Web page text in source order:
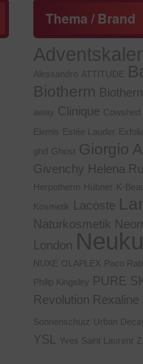
Thema / Brand
Alessandro ATTITUDE
Biotherm
away
Clinique Cowshed
Elemis
Estée Lauder
Ghost Giorgio
Givenchy Helena
Herpotherm Hübner K-
Kosmetik
Lacoste
Naturkosmetik
London
NUXE OLAPLEX Paco
Philip Kingsley
PURE
Revolution Rexaline
Sonnenschutz Urban Decay
YSL Yves Saint Laurent